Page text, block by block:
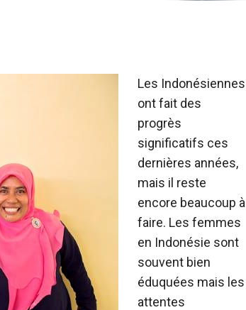
Les Indonésiennes
ont fait des
progrès
significatifs ces
dernières années,
mais il reste
encore beaucoup à
faire. Les femmes
en Indonésie sont
souvent bien
éduquées mais les
attentes